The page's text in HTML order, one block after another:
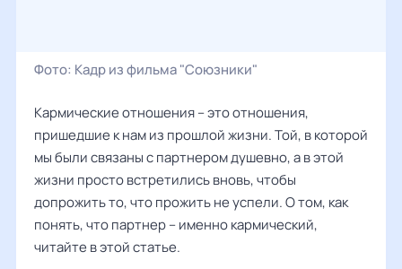
Фото: Кадр из фильма "Союзники"
Кармические отношения – это отношения,
пришедшие к нам из прошлой жизни. Той, в которой
мы были связаны с партнером душевно, а в этой
жизни просто встретились вновь, чтобы
допрожить то, что прожить не успели. О том, как
понять, что партнер – именно кармический,
читайте в этой статье.